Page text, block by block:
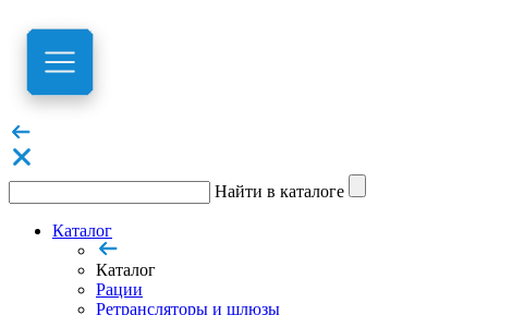
Найти в каталоге
Каталог
Каталог
Рации
Ретрансляторы и шлюзы